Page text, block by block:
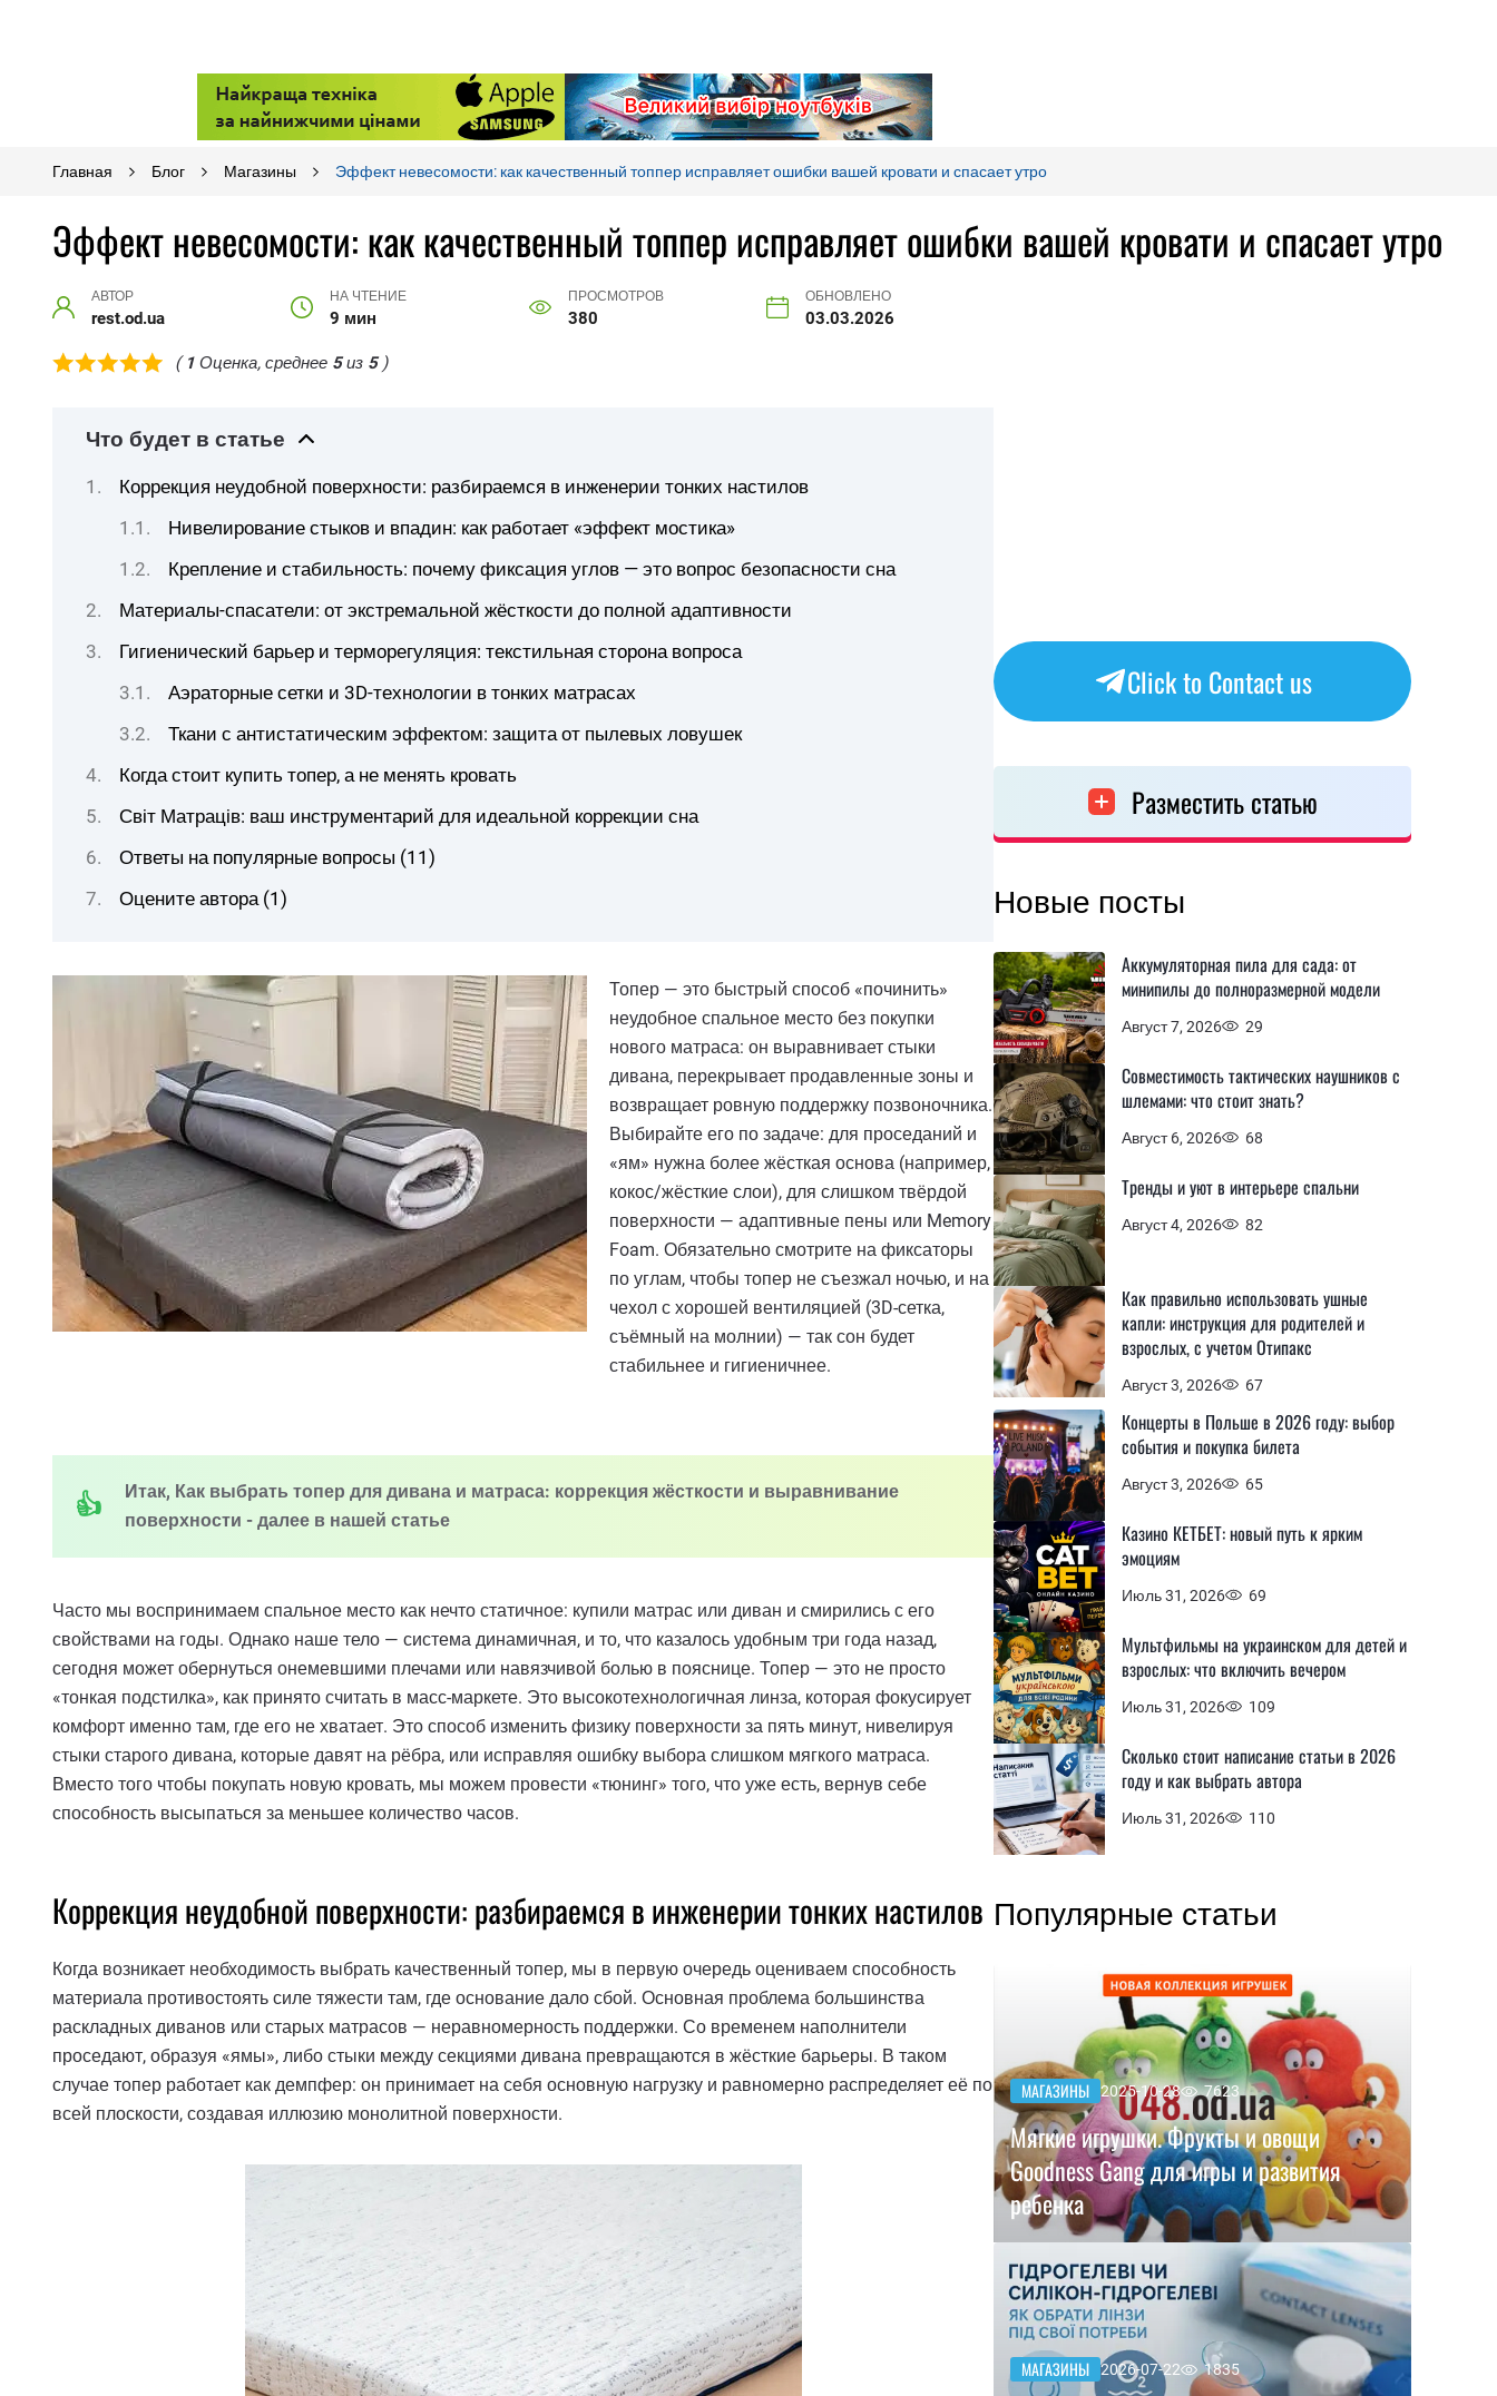
Главная Блог Магазины Эффект невесомости: как качественный топпер исправляет ошибки вашей кровати и спасает утро
Эффект невесомости: как качественный топпер исправляет ошибки вашей кровати и спасает утро
АВТОР
rest.od.ua
НА ЧТЕНИЕ
9 мин
ПРОСМОТРОВ
380
ОБНОВЛЕНО
03.03.2026
( 1 Оценка, среднее 5из 5)
Что будет в статье
Коррекция неудобной поверхности: разбираемся в инженерии тонких настилов
Нивелирование стыков и впадин: как работает «эффект мостика»
Крепление и стабильность: почему фиксация углов — это вопрос безопасности сна
Материалы-спасатели: от экстремальной жёсткости до полной адаптивности
Гигиенический барьер и терморегуляция: текстильная сторона вопроса
Аэраторные сетки и 3D-технологии в тонких матрасах
Ткани с антистатическим эффектом: защита от пылевых ловушек
Когда стоит купить топер, а не менять кровать
Світ Матраців: ваш инструментарий для идеальной коррекции сна
Ответы на популярные вопросы (11)
Оцените автора (1)
Топер — это быстрый способ «починить»
неудобное спальное место без покупки
нового матраса: он выравнивает стыки
дивана, перекрывает продавленные зоны и
возвращает ровную поддержку позвоночника.
Выбирайте его по задаче: для проседаний и
«ям» нужна более жёсткая основа (например,
кокос/жёсткие слои), для слишком твёрдой
поверхности — адаптивные пены или Memory
Foam. Обязательно смотрите на фиксаторы
по углам, чтобы топер не съезжал ночью, и на
чехол с хорошей вентиляцией (3D-сетка,
съёмный на молнии) — так сон будет
стабильнее и гигиеничнее.
Итак, Как выбрать топер для дивана и матраса: коррекция жёсткости и выравнивание
поверхности - далее в нашей статье
Часто мы воспринимаем спальное место как нечто статичное: купили матрас или диван и смирились с его
свойствами на годы. Однако наше тело — система динамичная, и то, что казалось удобным три года назад,
сегодня может обернуться онемевшими плечами или навязчивой болью в пояснице. Топер — это не просто
«тонкая подстилка», как принято считать в масс-маркете. Это высокотехнологичная линза, которая фокусирует
комфорт именно там, где его не хватает. Это способ изменить физику поверхности за пять минут, нивелируя
стыки старого дивана, которые давят на рёбра, или исправляя ошибку выбора слишком мягкого матраса.
Вместо того чтобы покупать новую кровать, мы можем провести «тюнинг» того, что уже есть, вернув себе
способность высыпаться за меньшее количество часов.
Коррекция неудобной поверхности: разбираемся в инженерии тонких настилов
Когда возникает необходимость выбрать качественный топер, мы в первую очередь оцениваем способность
материала противостоять силе тяжести там, где основание дало сбой. Основная проблема большинства
раскладных диванов или старых матрасов — неравномерность поддержки. Со временем наполнители
проседают, образуя «ямы», либо стыки между секциями дивана превращаются в жёсткие барьеры. В таком
случае топер работает как демпфер: он принимает на себя основную нагрузку и равномерно распределяет её по
всей плоскости, создавая иллюзию монолитной поверхности.
Click to Contact us
Разместить статью
Новые посты
Август 7, 2026 29
Аккумуляторная пила для сада: от
минипилы до полноразмерной модели
Август 6, 2026 68
Совместимость тактических наушников с
шлемами: что стоит знать?
Август 4, 2026 82
Тренды и уют в интерьере спальни
Август 3, 2026 67
Как правильно использовать ушные
капли: инструкция для родителей и
взрослых, с учетом Отипакс
Август 3, 2026 65
Концерты в Польше в 2026 году: выбор
события и покупка билета
Июль 31, 2026 69
Казино КЕТБЕТ: новый путь к ярким
эмоциям
Июль 31, 2026 109
Мультфильмы на украинском для детей и
взрослых: что включить вечером
Июль 31, 2026 110
Сколько стоит написание статьи в 2026
году и как выбрать автора
Популярные статьи
МАГАЗИНЫ 2025-10-28 7623
Мягкие игрушки. Фрукты и овощи
Goodness Gang для игры и развития
ребенка
МАГАЗИНЫ 2026-07-22 1835